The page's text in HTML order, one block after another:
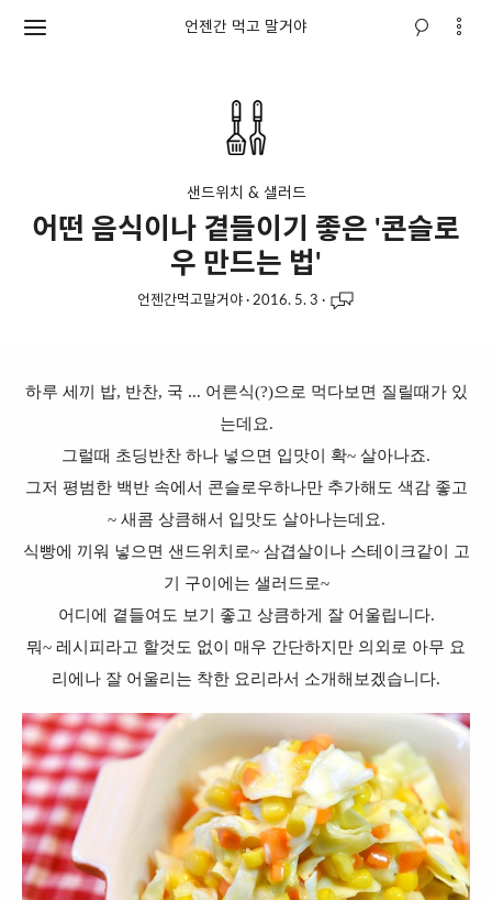
언젠간 먹고 말거야
샌드위치 & 샐러드
어떤 음식이나 곁들이기 좋은 '콘슬로
우 만드는 법'
언젠간먹고말거야· 2016. 5. 3 ·
하루 세끼 밥, 반찬, 국 ... 어른식(?)으로 먹다보면 질릴때가 있
는데요.
그럴때 초딩반찬 하나 넣으면 입맛이 확~ 살아나죠.
그저 평범한 백반 속에서 콘슬로우하나만 추가해도 색감 좋고
~ 새콤 상큼해서 입맛도 살아나는데요.
식빵에 끼워 넣으면 샌드위치로~ 삼겹살이나 스테이크같이 고
기 구이에는 샐러드로~
어디에 곁들여도 보기 좋고 상큼하게 잘 어울립니다.
뭐~ 레시피라고 할것도 없이 매우 간단하지만 의외로 아무 요
리에나 잘 어울리는 착한 요리라서 소개해보겠습니다.